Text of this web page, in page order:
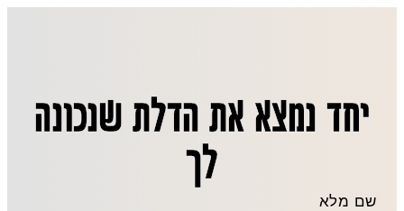
יחד נמצא את הדלת שנכונה
לך
שם מלא